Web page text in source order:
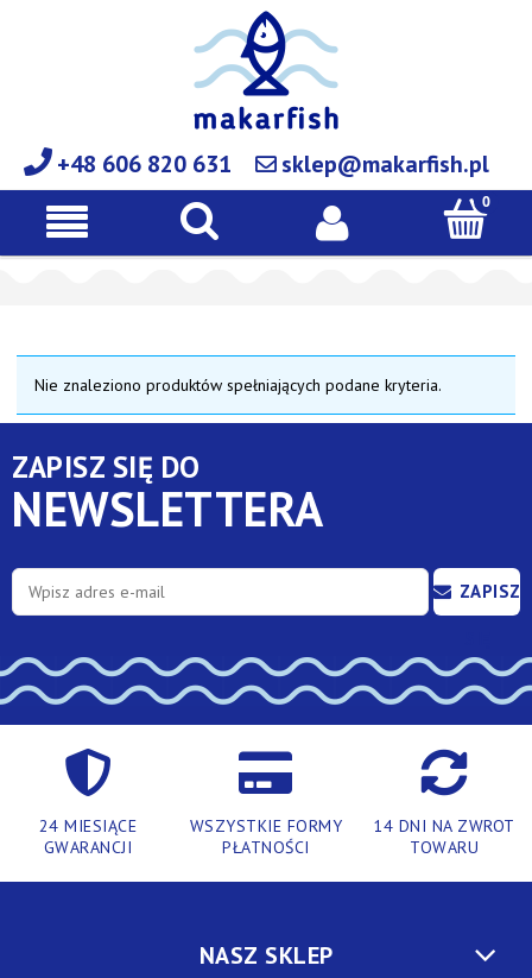
+48 606 820 631 sklep@makarfish.pl
Nie znaleziono produktów spełniających podane kryteria.
ZAPISZ SIĘ DO
NEWSLETTERA
ZAPISZ
24 MIESIĄCE
GWARANCJI
WSZYSTKIE FORMY
PŁATNOŚCI
14 DNI NA ZWROT
TOWARU
NASZ SKLEP